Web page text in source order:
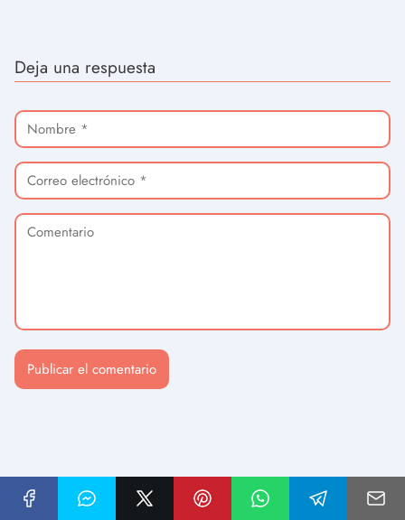
Deja una respuesta